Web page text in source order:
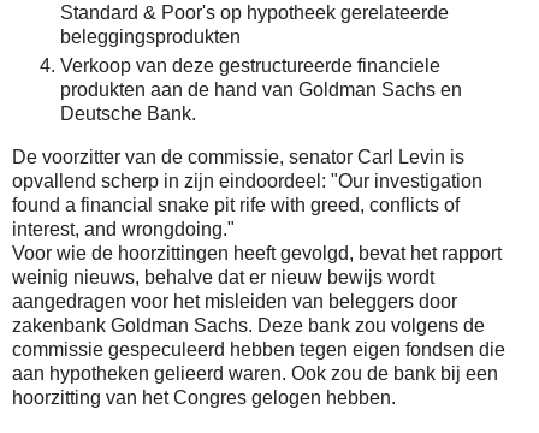
Standard & Poor's op hypotheek gerelateerde
beleggingsprodukten
Verkoop van deze gestructureerde financiele
produkten aan de hand van Goldman Sachs en
Deutsche Bank.
De voorzitter van de commissie, senator Carl Levin is
opvallend scherp in zijn eindoordeel: "Our investigation
found a financial snake pit rife with greed, conflicts of
interest, and wrongdoing."
Voor wie de hoorzittingen heeft gevolgd, bevat het rapport
weinig nieuws, behalve dat er nieuw bewijs wordt
aangedragen voor het misleiden van beleggers door
zakenbank Goldman Sachs. Deze bank zou volgens de
commissie gespeculeerd hebben tegen eigen fondsen die
aan hypotheken gelieerd waren. Ook zou de bank bij een
hoorzitting van het Congres gelogen hebben.